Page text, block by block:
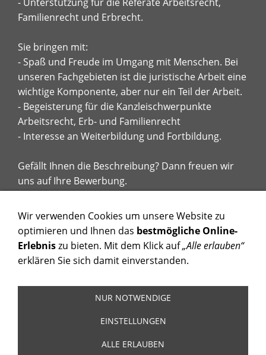
Familienrecht und Erbrecht.
Sie bringen mit:
- Spaß und Freude im Umgang mit Menschen. Bei
unseren Fachgebieten ist die juristische Arbeit eine
wichtige Komponente, aber nur ein Teil der Arbeit.
- Begeisterung für die Kanzleischwerpunkte
Arbeitsrecht, Erb- und Familienrecht
- Interesse an Weiterbildung und Fortbildung.
Gefällt Ihnen die Beschreibung? Dann freuen wir
uns auf Ihre Bewerbung.
Kontakt Impressum & Datenschutz Cookies
Betz Rechtsanwälte | Martin-Binder-Ring 3, 85276
(08441) 4792-390
(08441) 4792-390
Martin-Binder-Ring 3, 85276
Wir verwenden Cookies um unsere Website zu
optimieren und Ihnen das bestmögliche Online-
Erlebniszu bieten. Mit dem Klick auf„Alle erlauben“
erklären Sie sich damit einverstanden.
NUR NOTWENDIGE
EINSTELLUNGEN
ALLE ERLAUBEN